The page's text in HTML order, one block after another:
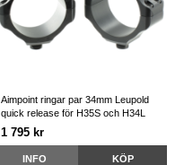
Aimpoint ringar par 34mm Leupold
quick release för H35S och H34L
1 795 kr
INFO KÖP